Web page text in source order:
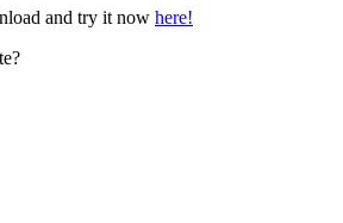
and try it now here!